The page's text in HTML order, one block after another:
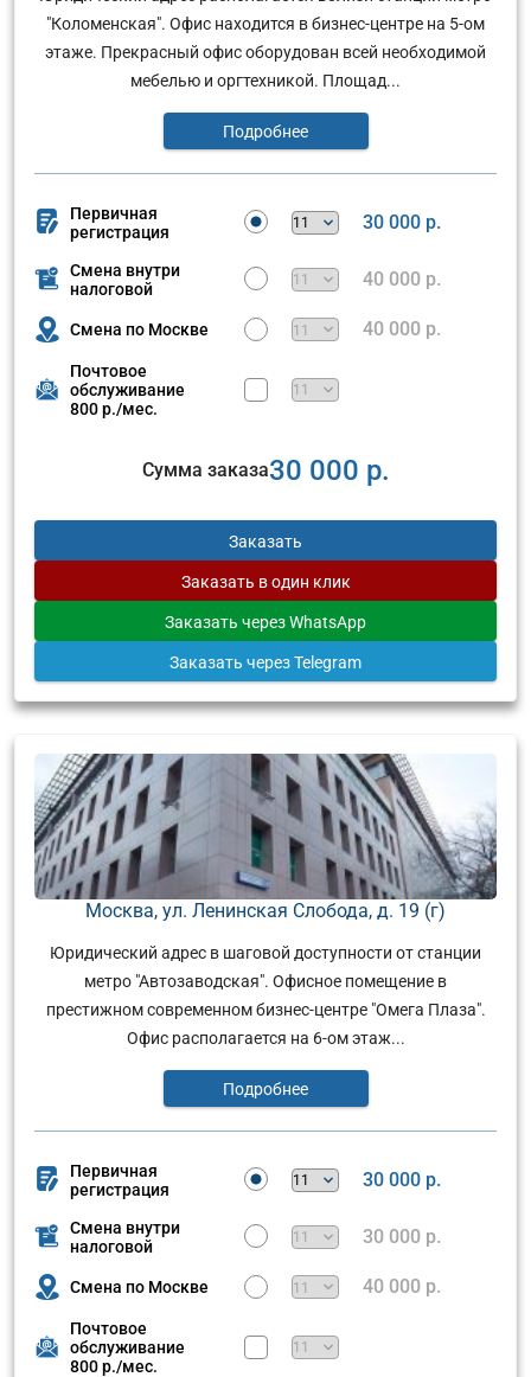
"Коломенская". Офис находится в бизнес-центре на 5-ом
этаже. Прекрасный офис оборудован всей необходимой
мебелью и оргтехникой. Площад...
Подробнее
Первичная
регистрация
30 000 р.
Смена внутри
налоговой
40 000 р.
Смена по Москве 40 000 р.
Почтовое
обслуживание
800 р./мес.
Сумма заказа30 000 р.
Заказать
Заказать в один клик
Заказать через WhatsApp
Заказать через Telegram
Москва, ул. Ленинская Слобода, д. 19 (г)
Юридический адрес в шаговой доступности от станции
метро "Автозаводская". Офисное помещение в
престижном современном бизнес-центре "Омега Плаза".
Офис располагается на 6-ом этаж...
Подробнее
Первичная
регистрация
30 000 р.
Смена внутри
налоговой
30 000 р.
Смена по Москве 40 000 р.
Почтовое
обслуживание
800 р./мес.